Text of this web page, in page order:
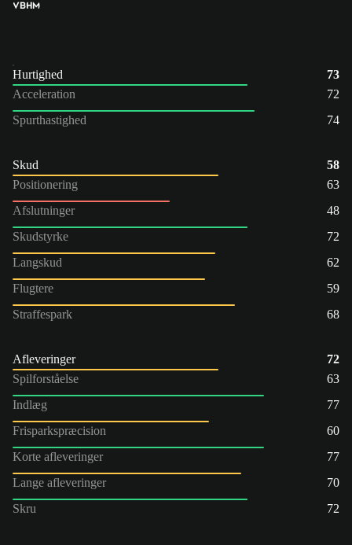
VBHM
Hurtighed
73
Acceleration
72
Spurthastighed
74
Skud
58
Positionering
63
Afslutninger
48
Skudstyrke
72
Langskud
62
Flugtere
59
Straffespark
68
Afleveringer
72
Spilforståelse
63
Indlæg
77
Frisparkspræcision
60
Korte afleveringer
77
Lange afleveringer
70
Skru
72